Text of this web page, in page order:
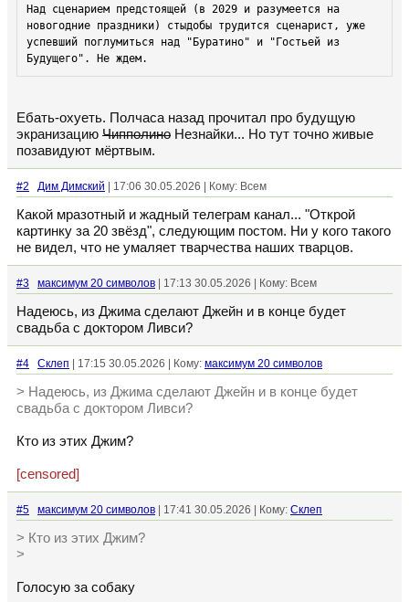
Над сценарием предстоящей (в 2029 и разумеется на
новогодние праздники) стыдобы трудится сценарист, уже
успевший поглумиться над "Буратино" и "Гостьей из
Будущего". Не ждем.
Ебать-охуеть. Полчаса назад прочитал про будущую
экранизацию Чипполино Незнайки... Но тут точно живые
позавидуют мёртвым.
#2 Дим Димский | 17:06 30.05.2026 | Кому: Всем
Какой мразотный и жадный телеграм канал... "Открой
картинку за 20 звёзд", следующим постом. Ни у кого такого
не видел, что не умаляет тварчества наших тварцов.
#3 максимум 20 символов | 17:13 30.05.2026 | Кому: Всем
Надеюсь, из Джима сделают Джейн и в конце будет
свадьба с доктором Ливси?
#4 Склеп | 17:15 30.05.2026 | Кому: максимум 20 символов
> Надеюсь, из Джима сделают Джейн и в конце будет
свадьба с доктором Ливси?
Кто из этих Джим?
[censored]
#5 максимум 20 символов | 17:41 30.05.2026 | Кому: Склеп
> Кто из этих Джим?
>
Голосую за собаку